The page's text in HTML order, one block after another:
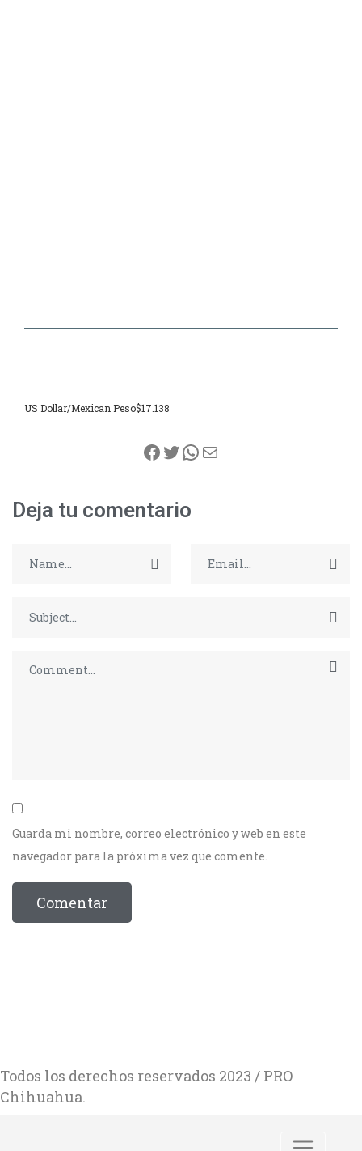
US Dollar/Mexican Peso$17.138
Facebook
Twitter
WhatsApp
Correo electrónico
Deja tu comentario
Guarda mi nombre, correo electrónico y web en este
navegador para la próxima vez que comente.
Todos los derechos reservados 2023 / PRO
Chihuahua.